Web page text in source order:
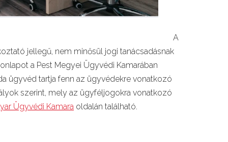
jellegű, nem minősül jogi tanácsadásnak
a Pest Megyei Ügyvédi Kamarában
ügyvéd tartja fenn az ügyvédekre vonatkozó
szerint, mely az ügyféljogokra vonatkozó
Ügyvédi Kamara oldalán található.